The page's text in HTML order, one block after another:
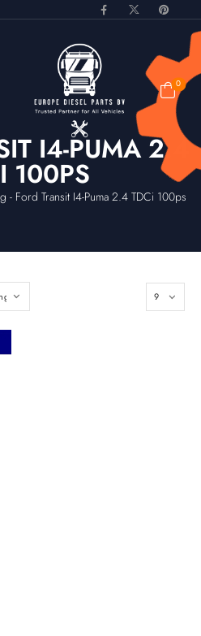
0
I4-PUMA 2.4
100PS
- Ford Transit I4-Puma 2.4 TDCi 100ps